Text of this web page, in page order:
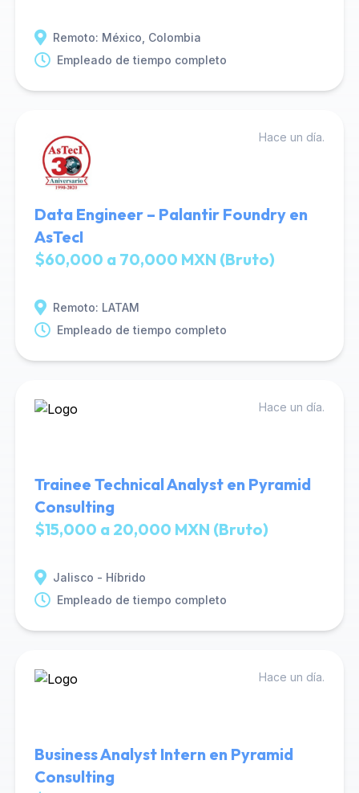
Remoto: México, Colombia
Empleado de tiempo completo
Hace un día.
Data Engineer – Palantir Foundry en
AsTecI
$60,000 a 70,000 MXN (Bruto)
Remoto: LATAM
Empleado de tiempo completo
Hace un día.
Trainee Technical Analyst en Pyramid
Consulting
$15,000 a 20,000 MXN (Bruto)
Jalisco - Híbrido
Empleado de tiempo completo
Hace un día.
Business Analyst Intern en Pyramid
Consulting